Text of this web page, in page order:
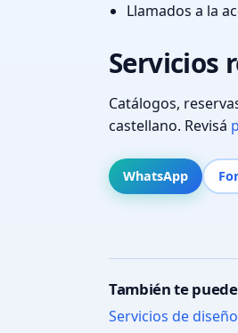
Llamados a la
Servicios
Catálogos,
castellano. Revisá
WhatsApp
También te
Servicios de